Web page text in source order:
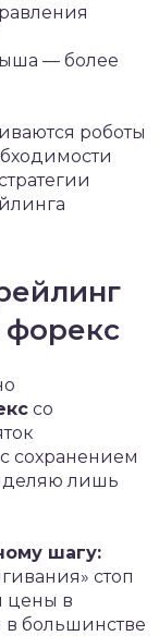
— более
роботы
форекс
со
сохранением
лишь
шагу:
стоп
цены в
большинстве